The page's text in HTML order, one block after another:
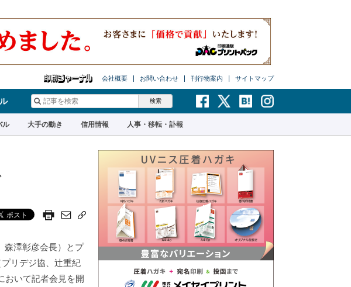
会社概要 お問い合わせ 刊行物案内 サイトマップ
ル 大手の動き 信用情報 人事・移転・訃報
森澤彰彦会長）とプ
リデジ協、辻重紀
おいて記者会見を開